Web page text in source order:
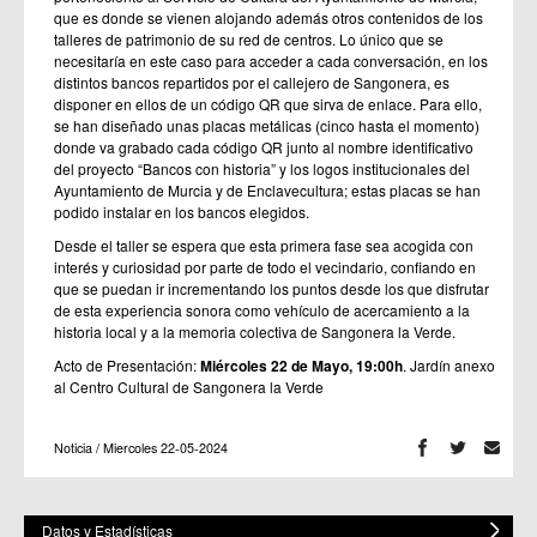
que es donde se vienen alojando además otros contenidos de los
talleres de patrimonio de su red de centros. Lo único que se
necesitaría en este caso para acceder a cada conversación, en los
distintos bancos repartidos por el callejero de Sangonera, es
disponer en ellos de un código QR que sirva de enlace. Para ello,
se han diseñado unas placas metálicas (cinco hasta el momento)
donde va grabado cada código QR junto al nombre identificativo
del proyecto “Bancos con historia” y los logos institucionales del
Ayuntamiento de Murcia y de Enclavecultura; estas placas se han
podido instalar en los bancos elegidos.
Desde el taller se espera que esta primera fase sea acogida con
interés y curiosidad por parte de todo el vecindario, confiando en
que se puedan ir incrementando los puntos desde los que disfrutar
de esta experiencia sonora como vehículo de acercamiento a la
historia local y a la memoria colectiva de Sangonera la Verde.
Acto de Presentación:Miércoles 22 de Mayo, 19:00h. Jardín anexo
al Centro Cultural de Sangonera la Verde
Noticia / Miercoles 22-05-2024
Datos y Estadísticas